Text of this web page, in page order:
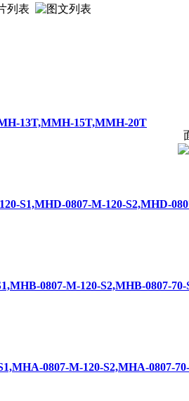
13T,MMH-15T,MMH-20T
S1,MHD-0807-M-120-S2,MHD-
0807-M-120-S2,MHB-0807-70-
0807-M-120-S2,MHA-0807-70-